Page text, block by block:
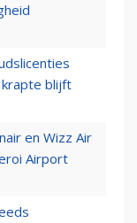
blijft
en Wizz Air
Airport